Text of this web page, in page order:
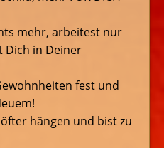
mehr, arbeitest nur
Dich in Deiner
fest und
hängen und bist zu